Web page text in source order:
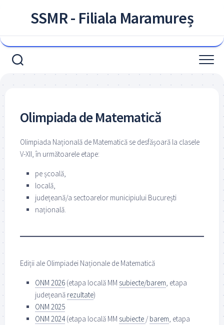
SSMR - Filiala Maramureș
Olimpiada de Matematică
Olimpiada Națională de Matematică se desfășoară la clasele
V-XII, în următoarele etape:
pe școală,
locală,
județeană/a sectoarelor municipiului București
națională.
Ediții ale Olimpiadei Naționale de Matematică
ONM 2026 (etapa locală MM subiecte/barem, etapa
județeană rezultate)
ONM 2025
ONM 2024(etapa locală MM subiecte / barem, etapa